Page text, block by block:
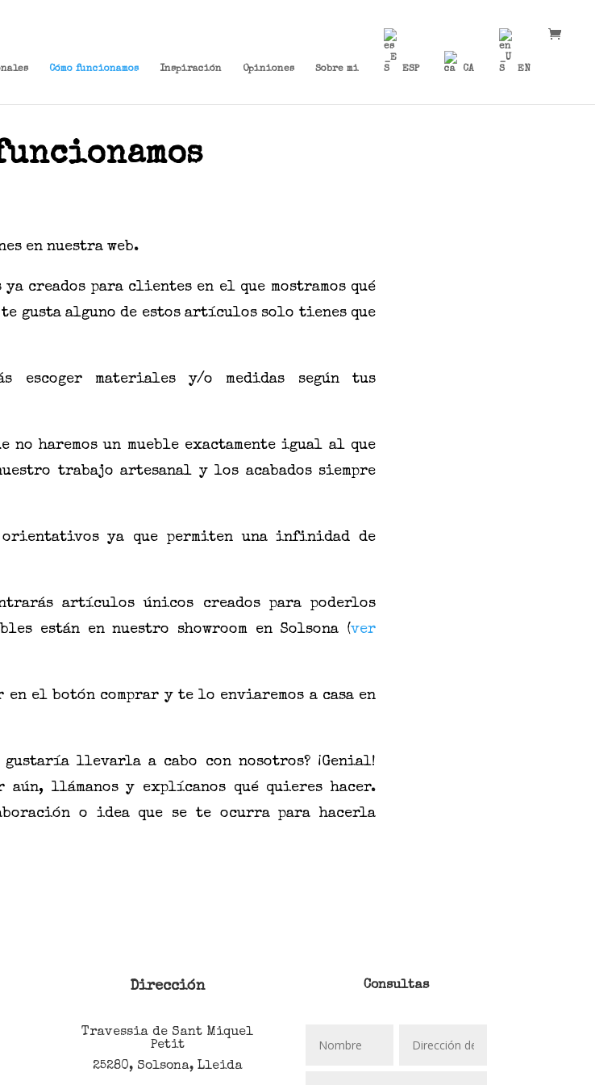
Cómo funcionamos Inspiración Opiniones Sobre mi ESP CA EN
en nuestra web.
creados para clientes en el que mostramosqué
gusta alguno de estos artículos solo tienes que
escoger materiales y/o medidas según tus
no haremos un mueble exactamente igual al que
trabajo artesanal y los acabados siempre
ya que permiten una infinidad de
artículos únicos creados para poderlos
están en nuestro showroom en Solsona (ver
en el botón comprar y te lo enviaremos a casa en
gustaría llevarla a cabo con nosotros? ¡Genial!
aún, llámanos y explícanos qué quieres hacer.
o idea que se te ocurra para hacerla
Dirección
Travessia de Sant Miquel
Petit
25280, Solsona, Lleida
Consultas